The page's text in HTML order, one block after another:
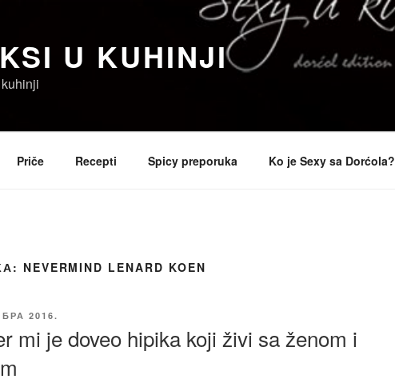
U KUHINJI
Priče Recepti Spicy preporuka Ko je Sexy sa Dorćola?
NEVERMIND LENARD KOEN
2016.
mi je doveo hipika koji živi sa ženom i